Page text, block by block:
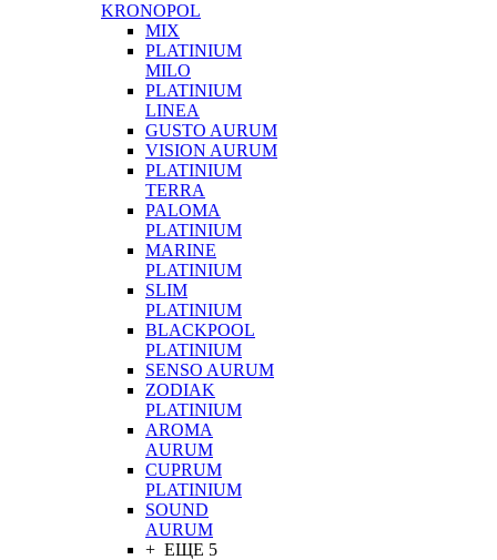
KRONOPOL
MIX
PLATINIUM
MILO
PLATINIUM
LINEA
GUSTO AURUM
VISION AURUM
PLATINIUM
TERRA
PALOMA
PLATINIUM
MARINE
PLATINIUM
SLIM
PLATINIUM
BLACKPOOL
PLATINIUM
SENSO AURUM
ZODIAK
PLATINIUM
AROMA
AURUM
CUPRUM
PLATINIUM
SOUND
AURUM
+ ЕЩЕ 5